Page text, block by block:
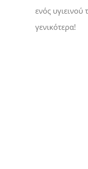
ενός
γενικότερα!